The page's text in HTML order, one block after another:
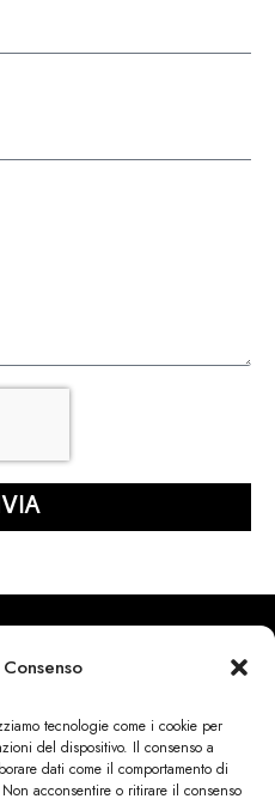
tecnologie come i cookie per
del dispositivo. Il consenso a
dati come il comportamento di
acconsentire o ritirare il consenso
che discute argomenti di
argomentando con metodo